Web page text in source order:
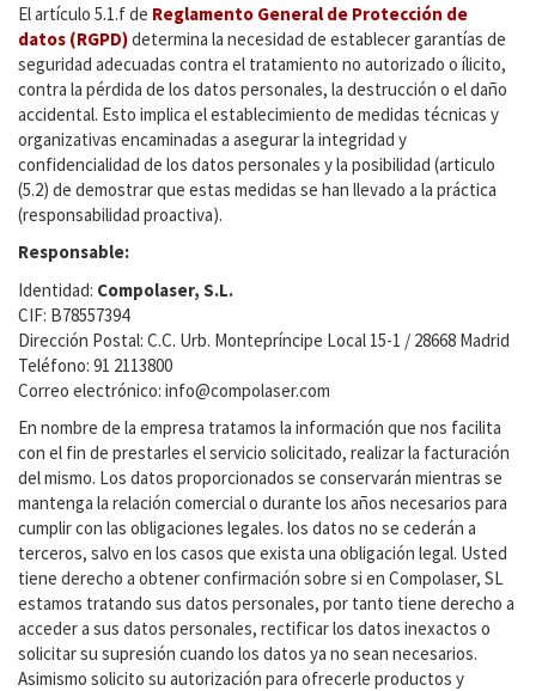
El artículo 5.1.f de Reglamento General de Protección de
datos (RGPD)determina la necesidad de establecer garantías de
seguridad adecuadas contra el tratamiento no autorizado o ílicito,
contra la pérdida de los datos personales, la destrucción o el daño
accidental. Esto implica el establecimiento de medidas técnicas y
organizativas encaminadas a asegurar la integridad y
confidencialidad de los datos personales y la posibilidad (articulo
(5.2) de demostrar que estas medidas se han llevado a la práctica
(responsabilidad proactiva).
Responsable:
Identidad: Compolaser, S.L.
CIF: B78557394
Dirección Postal: C.C. Urb. Montepríncipe Local 15-1 / 28668 Madrid
Teléfono: 91 2113800
Correo electrónico: info@compolaser.com
En nombre de la empresa tratamos la información que nos facilita
con el fin de prestarles el servicio solicitado, realizar la facturación
del mismo. Los datos proporcionados se conservarán mientras se
mantenga la relación comercial o durante los años necesarios para
cumplir con las obligaciones legales. los datos no se cederán a
terceros, salvo en los casos que exista una obligación legal. Usted
tiene derecho a obtener confirmación sobre si en Compolaser, SL
estamos tratando sus datos personales, por tanto tiene derecho a
acceder a sus datos personales, rectificar los datos inexactos o
solicitar su supresión cuando los datos ya no sean necesarios.
Asimismo solicito su autorización para ofrecerle productos y